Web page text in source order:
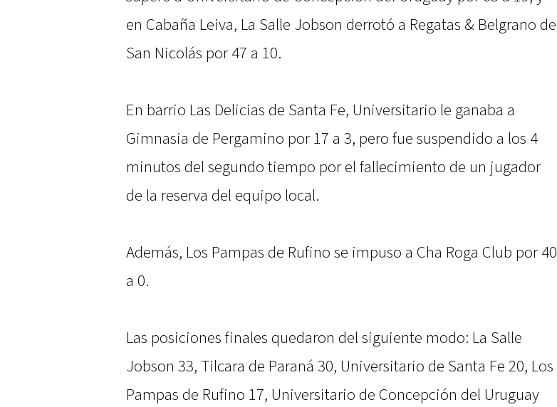
en Cabaña Leiva, La Salle Jobson derrotó a Regatas & Belgrano de
San Nicolás por 47 a 10.
En barrio Las Delicias de Santa Fe, Universitario le ganaba a
Gimnasia de Pergamino por 17 a 3, pero fue suspendido a los 4
minutos del segundo tiempo por el fallecimiento de un jugador
de la reserva del equipo local.
Además, Los Pampas de Rufino se impuso a Cha Roga Club por 40
a 0.
Las posiciones finales quedaron del siguiente modo: La Salle
Jobson 33, Tilcara de Paraná 30, Universitario de Santa Fe 20, Los
Pampas de Rufino 17, Universitario de Concepción del Uruguay